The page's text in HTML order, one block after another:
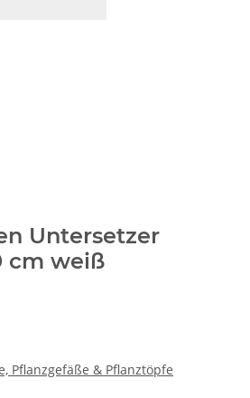
Untersetzer
cm weiß
Pflanzgefäße & Pflanztöpfe